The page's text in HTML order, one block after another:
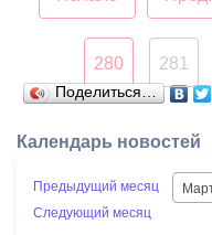
280 281
Поделиться…
Календарь новостей
Предыдущий месяц
Следующий месяц